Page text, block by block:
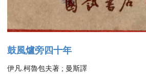
鼓風爐旁四十年
伊凡.柯魯包夫著 ; 曼斯譯